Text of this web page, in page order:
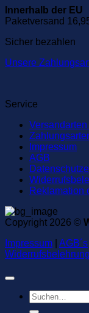
Innerhalb der EU
Paketversand
Sicher bezahlen
Unsere
Service
Impressum
AGB
Reklamation
Copyright 2026 ©
Impressum
AGB´s
Widerrufsbelehrung
Suchen
nach: